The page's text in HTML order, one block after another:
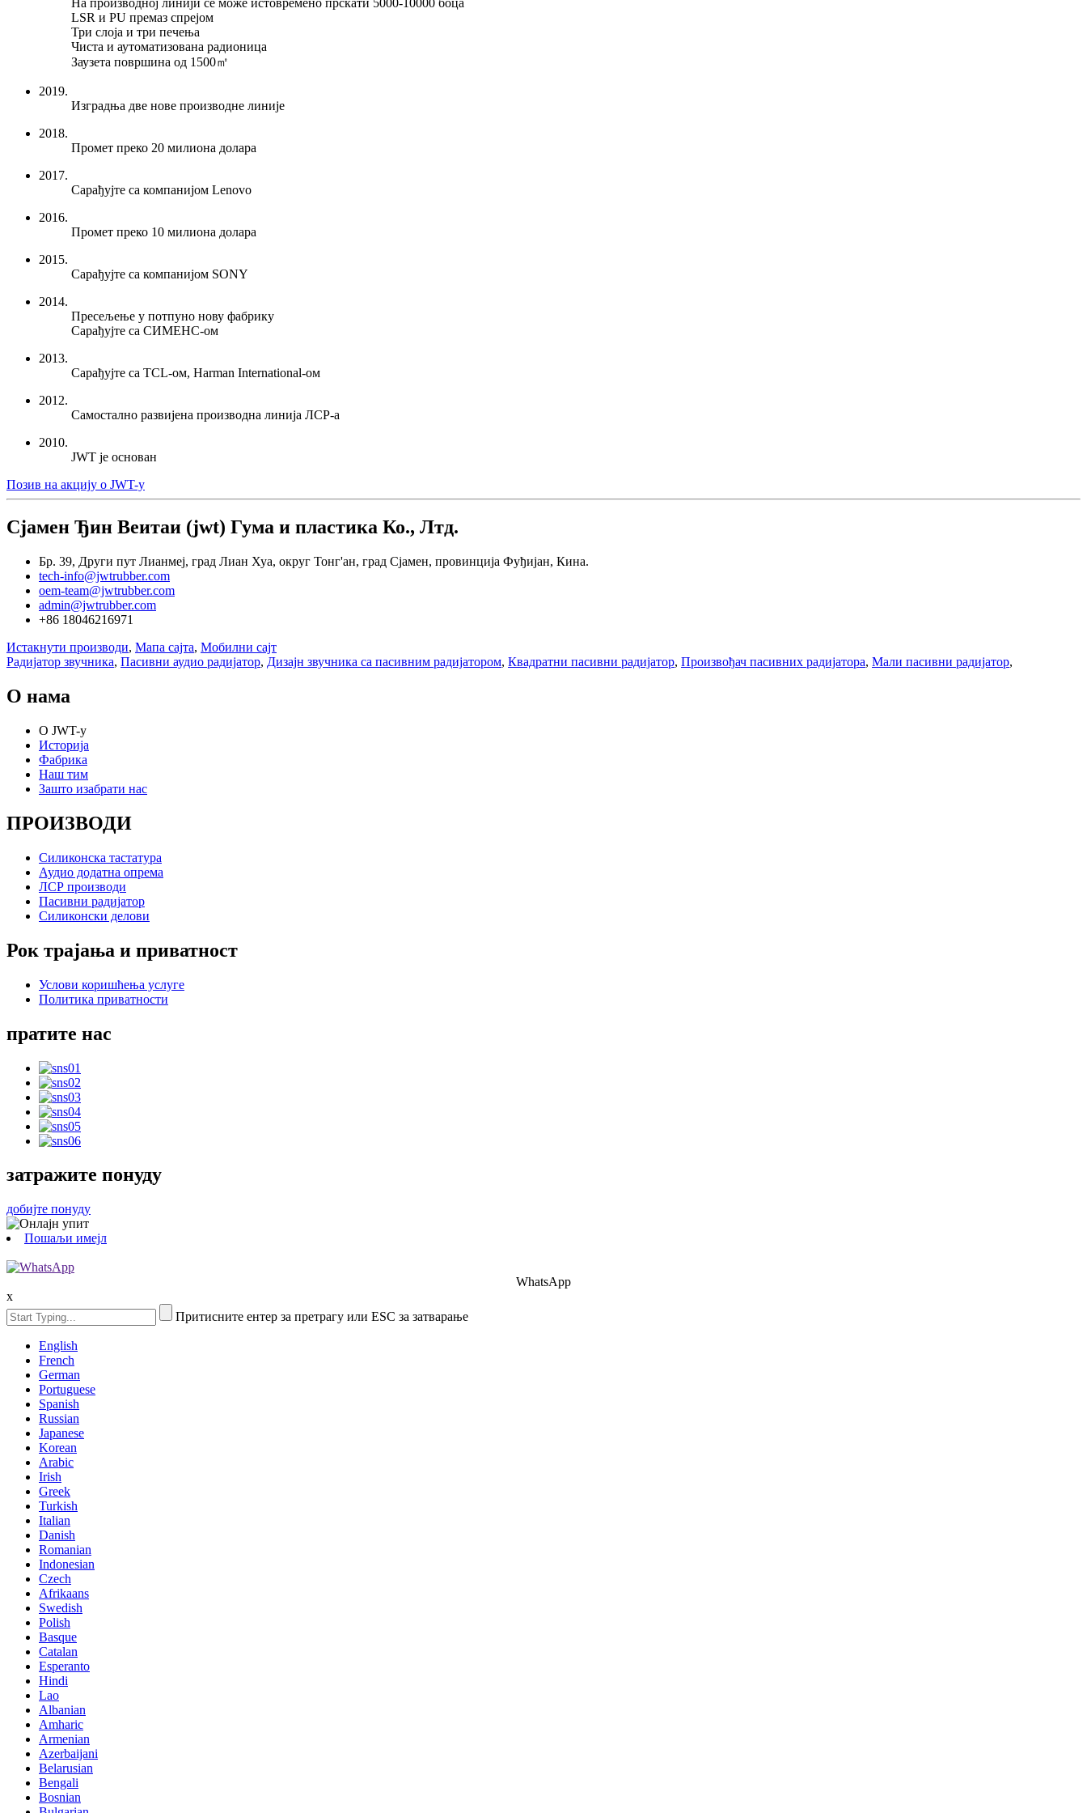
На производној линији се може истовремено прскати 5000-10000 боца
LSR и PU премаз спрејом
Три слоја и три печења
Чиста и аутоматизована радионица
Заузета површина од 1500㎡
2019.
Изградња две нове производне линије
2018.
Промет преко 20 милиона долара
2017.
Сарађујте са компанијом Lenovo
2016.
Промет преко 10 милиона долара
2015.
Сарађујте са компанијом SONY
2014.
Пресељење у потпуно нову фабрику
Сарађујте са СИМЕНС-ом
2013.
Сарађујте са TCL-ом, Harman International-ом
2012.
Самостално развијена производна линија ЛСР-а
2010.
JWT је основан
Позив на акцију о JWT-у
Сјамен Ђин Веитаи (jwt) Гума и пластика Ко., Лтд.
Бр. 39, Други пут Лианмеј, град Лиан Хуа, округ Тонг'ан, град Сјамен, провинција Фуђијан, Кина.
tech-info@jwtrubber.com
oem-team@jwtrubber.com
admin@jwtrubber.com
+86 18046216971
Истакнути производи, Мапа сајта, Мобилни сајт
Радијатор звучника, Пасивни аудио радијатор, Дизајн звучника са пасивним радијатором, Квадратни пасивни радијатор, Произвођач пасивних радијатора, Мали пасивни радијатор,
О нама
О JWT-у
Историја
Фабрика
Наш тим
Зашто изабрати нас
ПРОИЗВОДИ
Силиконска тастатура
Аудио додатна опрема
ЛСР производи
Пасивни радијатор
Силиконски делови
Рок трајања и приватност
Услови коришћења услуге
Политика приватности
пратите нас
затражите понуду
добијте понуду
Пошаљи имејл
WhatsApp
x
Притисните ентер за претрагу или ESC за затварање
English
French
German
Portuguese
Spanish
Russian
Japanese
Korean
Arabic
Irish
Greek
Turkish
Italian
Danish
Romanian
Indonesian
Czech
Afrikaans
Swedish
Polish
Basque
Catalan
Esperanto
Hindi
Lao
Albanian
Amharic
Armenian
Azerbaijani
Belarusian
Bengali
Bosnian